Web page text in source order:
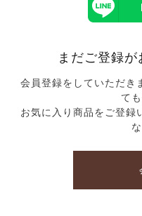
まだご登録
会員登録をしていただき
て
お気に入り商品をご登録